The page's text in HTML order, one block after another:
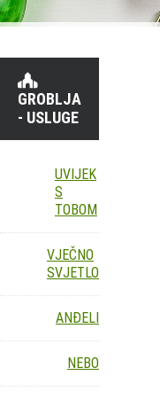
GROBLJA
- USLUGE
UVIJEK
S
TOBOM
VJEČNO
SVJETLO
ANĐELI
NEBO